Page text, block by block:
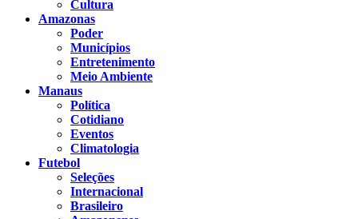
Cultura
Amazonas
Poder
Municípios
Entretenimento
Meio Ambiente
Manaus
Política
Cotidiano
Eventos
Climatologia
Futebol
Seleções
Internacional
Brasileiro